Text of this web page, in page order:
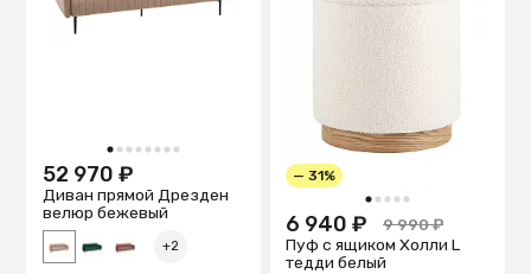
1 2 3 4 5 6 7 8
52 970 ₽
Диван прямой Дрезден
велюр бежевый
+2
1 2 3 4 5
— 31%
6 940 ₽
9 990 ₽
Пуф с ящиком Холли L
тедди белый